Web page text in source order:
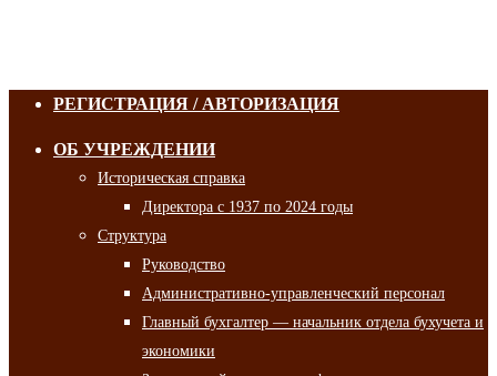
РЕГИСТРАЦИЯ / АВТОРИЗАЦИЯ
ОБ УЧРЕЖДЕНИИ
Историческая справка
Директора с 1937 по 2024 годы
Структура
Руководство
Административно-управленческий персонал
Главный бухгалтер — начальник отдела бухучета и
экономики